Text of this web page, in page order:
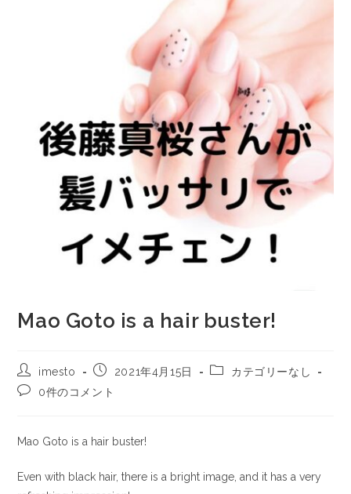
Mao Goto is a hair buster!
imesto 2021年4月15日
カテゴリーなし
0件のコメント
Mao Goto is a hair buster!
Even with black hair, there is a bright image, and it has a very